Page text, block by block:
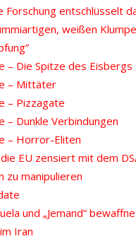
Forschung entschlüsselt
weißen
– Die Spitze des Eisbergs
– Mittäter
– Pizzagate
– Dunkle Verbindungen
– Horror-Eliten
EU zensiert mit dem
zu manipulieren
und „Jemand“
Iran